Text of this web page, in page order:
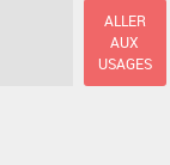
ALLER
AUX
USAGES